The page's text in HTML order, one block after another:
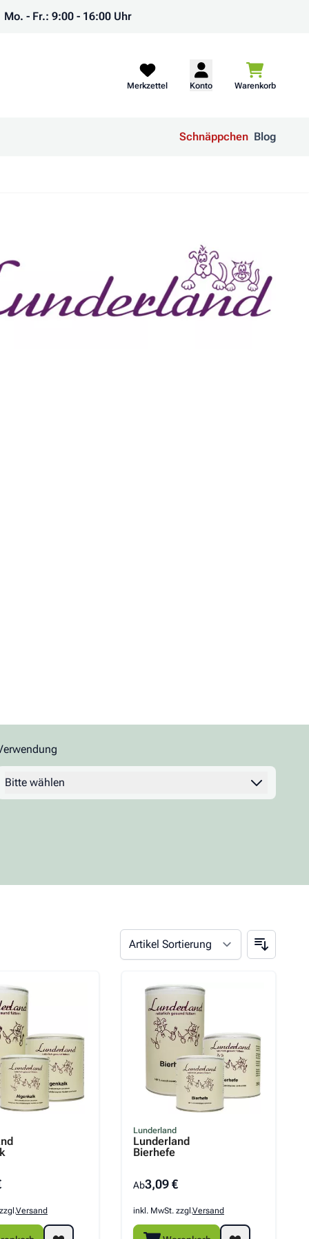
Mo. - Fr.: 9:00 - 16:00 Uhr
Merkzettel Konto Warenkorb
Schnäppchen Blog
Bitte wählenFilter
Versand
Lunderland
Lunderland
Bierhefe
Ab3,09 €
inkl. MwSt. zzgl.Versand